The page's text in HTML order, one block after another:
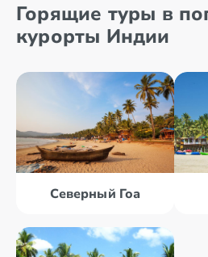
Горящие туры в
курорты Индии
Северный Гоа